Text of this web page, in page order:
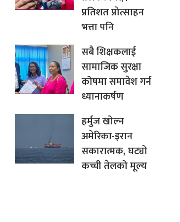
प्रतिशत प्रोत्साहन
भत्ता पनि
सबै शिक्षकलाई
सामाजिक सुरक्षा
कोषमा समावेश गर्न
ध्यानाकर्षण
हर्मुज खोल्न
अमेरिका-इरान
सकारात्मक, घट्यो
कच्ची तेलको मूल्य